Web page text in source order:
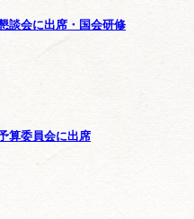
談会に出席・国会研修
算委員会に出席